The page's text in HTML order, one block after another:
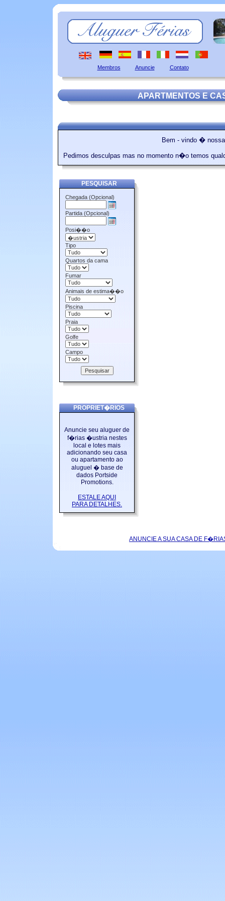
Membros Anuncie Contato
APARTMENTOS E
Bem - vindo �
Pedimos desculpas mas no momento n�o temos
PESQUISAR
Chegada (Opcional)
Partida (Opcional)
Posi��o
Tipo
Quartos da cama
Fumar
Animais de estima��o
Piscina
Praia
Golfe
Campo
PROPRIET�RIOS
Anuncie seu aluguer de
f�rias �ustria nestes
local e lotes mais
adicionando seu casa
ou apartamento ao
aluguel � base de
dados Portside
Promotions.
ESTALE AQUI
PARA DETALHES.
ANUNCIE A SUA CASA DE